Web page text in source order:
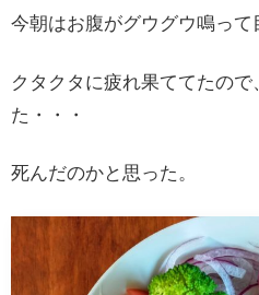
今朝はお腹がグウグウ鳴って
クタクタに疲れ果ててたの
た・・・
死んだのかと思った。